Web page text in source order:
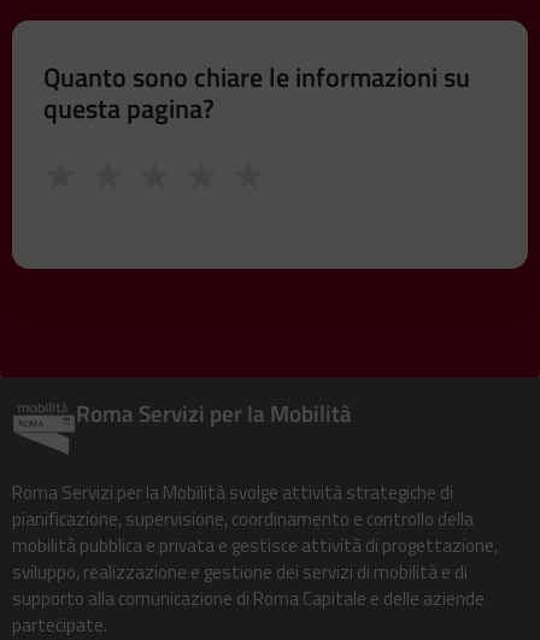
Quanto sono chiare le informazioni su
questa pagina?
Roma Servizi per la Mobilità
Roma Servizi per la Mobilità svolge attività strategiche di
pianificazione, supervisione, coordinamento e controllo della
mobilità pubblica e privata e gestisce attività di progettazione,
sviluppo, realizzazione e gestione dei servizi di mobilità e di
supporto alla comunicazione di Roma Capitale e delle aziende
partecipate.